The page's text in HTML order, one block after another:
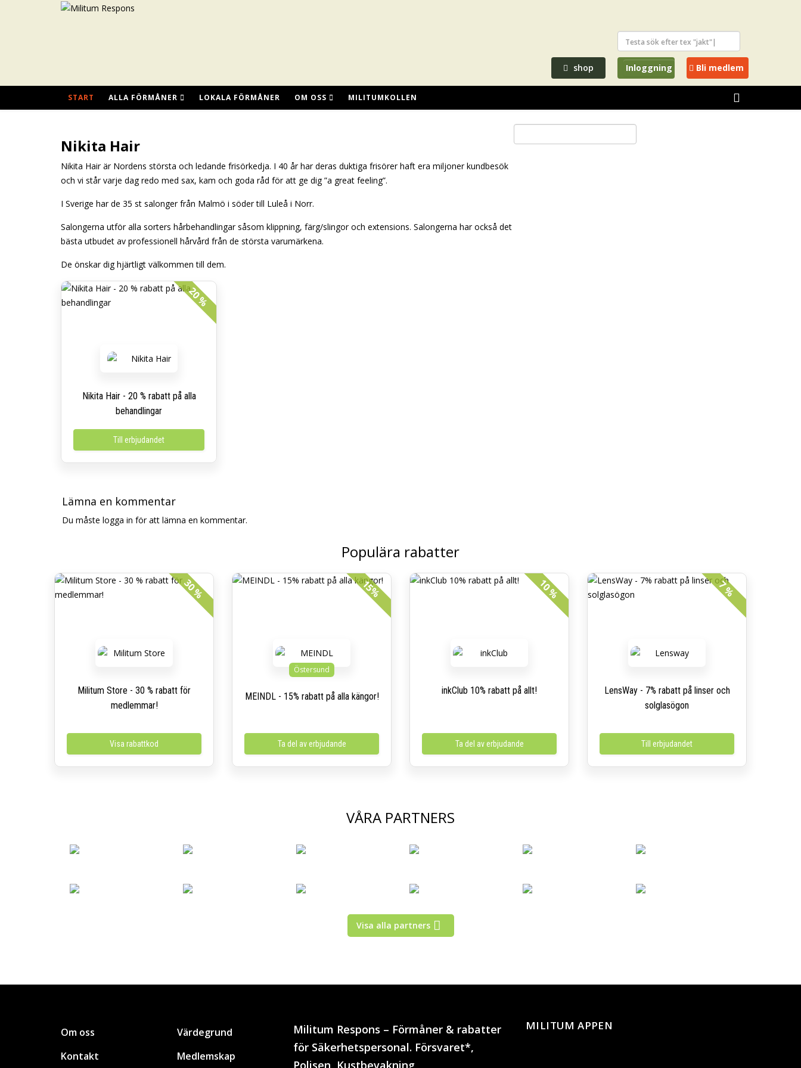
shop Inloggning Bli medlem
START ALLA FÖRMÅNER LOKALA FÖRMÅNER OM OSS MILITUMKOLLEN
Nikita Hair
Nikita Hair är Nordens största och ledande frisörkedja. I 40 år har deras duktiga frisörer haft flera miljoner kundbesök
och vi står varje dag redo med sax, kam och goda råd för att ge dig ”a great feeling”.
I Sverige har de 35 st salonger från Malmö i söder till Luleå i Norr.
Salongerna utför alla sorters hårbehandlingar såsom klippning, färg/slingor och extensions. Salongerna har också det
bästa utbudet av professionell hårvård från de största varumärkena.
De önskar dig hjärtligt välkommen till dem.
20 %
Nikita Hair - 20 % rabatt på alla
behandlingar
Till erbjudandet
Lämna en kommentar
Du måste logga in för att lämna en kommentar.
Populära rabatter
30 %
Militum Store - 30 % rabatt för
medlemmar!
Visa rabattkod
15%
Östersund
MEINDL - 15% rabatt på alla kängor!
Ta del av erbjudande
10 %
inkClub 10% rabatt på allt!
Ta del av erbjudande
7 %
LensWay - 7% rabatt på linser och
solglasögon
Till erbjudandet
VÅRA PARTNERS
Visa alla partners
Om oss
Kontakt
Värdegrund
Medlemskap
Militum Respons – Förmåner & rabatter
för Säkerhetspersonal. Försvaret*,
Polisen, Kustbevakning,
MILITUM APPEN